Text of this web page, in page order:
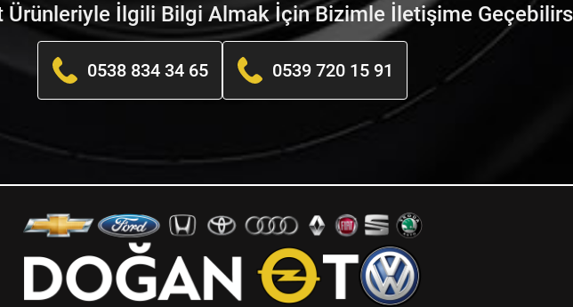
Ürünleriyle İlgili Bilgi Almak İçin Bizimle İletişime
0538 834 34 65 0539 720 15 91